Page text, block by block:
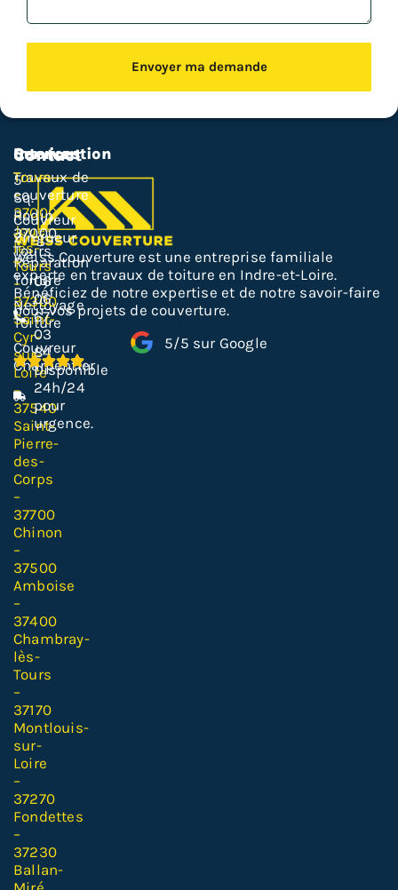
Envoyer ma demande
Weiss Couverture est une entreprise familiale
experte en travaux de toiture en Indre-et-Loire.
Bénéficiez de notre expertise et de notre savoir-faire
pour vos projets de couverture.
5/5 sur Google
Services
Travaux de
couverture
Couvreur
Zingueur
Réparation
Toiture
Nettoyage
Toiture
Couvreur
Charpentier
Intervention
Tours
–
37000
Joué-
lès-
Tours
–
37300
Saint-
Cyr-
sur-
Loire
–
37540
Saint-
Pierre-
des-
Corps
–
37700
Chinon
–
37500
Amboise
–
37400
Chambray-
lès-
Tours
–
37170
Montlouis-
sur-
Loire
–
37270
Fondettes
–
37230
Ballan-
Contact
5
Sq.
Rodin,
37000
Tours
06
06
67
03
84
Disponible
24h/24
pour
urgence.